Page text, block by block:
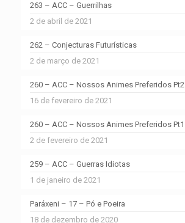
263 – ACC – Guerrilhas
2 de abril de 2021
262 – Conjecturas Futurísticas
2 de março de 2021
260 – ACC – Nossos Animes Preferidos Pt2
16 de fevereiro de 2021
260 – ACC – Nossos Animes Preferidos Pt1
2 de fevereiro de 2021
259 – ACC – Guerras Idiotas
1 de janeiro de 2021
Paráxeni – 17 – Pó e Poeira
18 de dezembro de 2020